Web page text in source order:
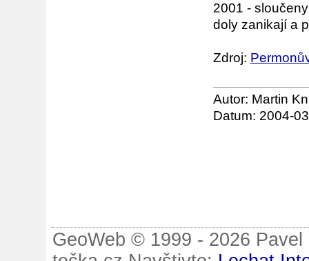
2001 -
doly zanikají a
Zdroj:
Autor: Martin
Datum: 2004-
GeoWeb © 1999 - 2026